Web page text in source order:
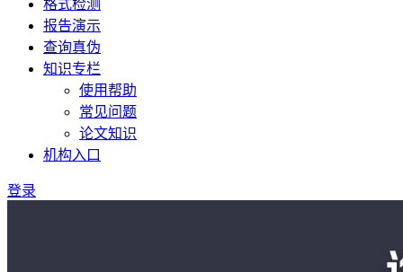
格式检测
报告演示
查询真伪
知识专栏
使用帮助
常见问题
论文知识
机构入口
登录